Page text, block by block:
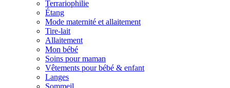
Terrariophilie
Étang
Mode maternité et allaitement
Tire-lait
Allaitement
Mon bébé
Soins pour maman
Vêtements pour bébé & enfant
Langes
Sommeil